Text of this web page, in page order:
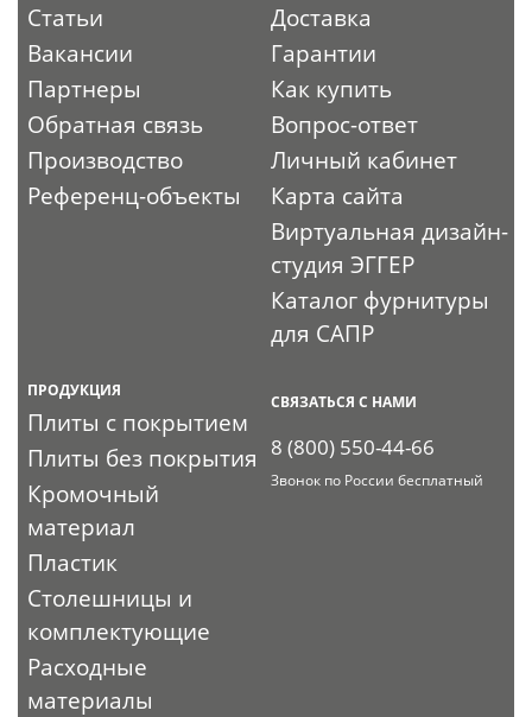
Статьи
Вакансии
Партнеры
Обратная связь
Производство
Референц-объекты
Доставка
Гарантии
Как купить
Вопрос-ответ
Личный кабинет
Карта сайта
Виртуальная дизайн-
студия ЭГГЕР
Каталог фурнитуры
для САПР
ПРОДУКЦИЯ
Плиты с покрытием
Плиты без покрытия
Кромочный
материал
Пластик
Столешницы и
комплектующие
Расходные
материалы
СВЯЗАТЬСЯ С НАМИ
8 (800) 550-44-66
Звонок по России бесплатный